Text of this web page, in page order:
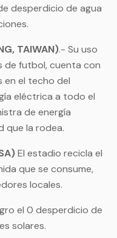
desperdicio de agua
TAIWAN).- Su uso
de futbol, cuenta con
en el techo del
eléctrica a todo el
de energía
que la rodea.
El estadio recicla el
que se consume,
locales.
el 0 desperdicio de
solares.